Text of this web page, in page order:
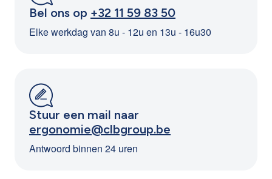
Bel ons op +32 11 59 83 50
Elke werkdag van 8u - 12u en 13u - 16u30
Stuur een mail naar
ergonomie@clbgroup.be
Antwoord binnen 24 uren